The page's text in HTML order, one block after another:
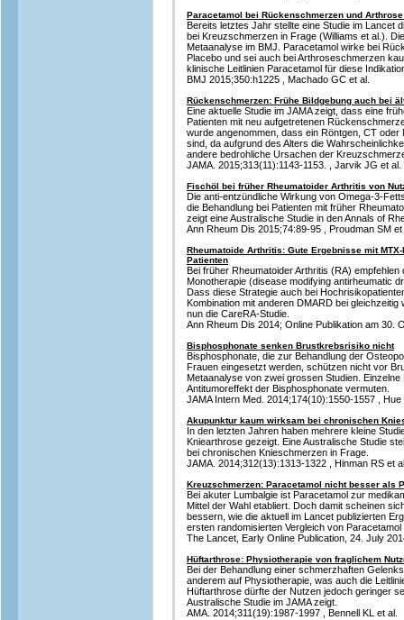
Paracetamol bei Rückenschmerzen und
Bereits letztes Jahr stellte eine Studie im Lancet
bei Kreuzschmerzen in Frage (Williams et al.).
Metaanalyse im BMJ. Paracetamol wirke bei
Placebo und sei auch bei Arthroseschmerzen
klinische Leitlinien Paracetamol für diese
BMJ 2015;350:h1225 , Machado GC et al.
Rückenschmerzen: Frühe Bildgebung auch bei
Eine aktuelle Studie im JAMA zeigt, dass eine
Patienten mit neu aufgetretenen
wurde angenommen, dass ein Röntgen, CT
sind, da aufgrund des Alters die
andere bedrohliche Ursachen der
JAMA. 2015;313(11):1143-1153. , Jarvik JG et al.
Fischöl bei früher Rheumatoider Arthritis von
Die anti-entzündliche Wirkung von Omega-3-
die Behandlung bei Patienten mit früher
zeigt eine Australische Studie in den Annals of
Ann Rheum Dis 2015;74:89-95 , Proudman SM et
Rheumatoide Arthritis: Gute Ergebnisse mit
Patienten
Bei früher Rheumatoider Arthritis (RA) empfehlen
Monotherapie (disease modifying antirheumatic
Dass diese Strategie auch bei
Kombination mit anderen DMARD bei
nun die CareRA-Studie.
Ann Rheum Dis 2014; Online Publikation am 30.
Bisphosphonate senken Brustkrebsrisiko nicht
Bisphosphonate, die zur Behandlung der
Frauen eingesetzt werden, schützen nicht vor
Metaanalyse von zwei grossen Studien.
Antitumoreffekt der Bisphosphonate vermuten.
JAMA Intern Med. 2014;174(10):1550-1557 , Hue
Akupunktur kaum wirksam bei chronischen
In den letzten Jahren haben mehrere kleine
Kniearthrose gezeigt. Eine Australische Studie
bei chronischen Knieschmerzen in Frage.
JAMA. 2014;312(13):1313-1322 , Hinman RS et
Kreuzschmerzen: Paracetamol nicht besser als
Bei akuter Lumbalgie ist Paracetamol zur
Mittel der Wahl etabliert. Doch damit scheinen
bessern, wie die aktuell im Lancet publizierten
ersten randomisierten Vergleich von
The Lancet, Early Online Publication, 24. July
Hüftarthrose: Physiotherapie von fraglichem
Bei der Behandlung einer schmerzhaften
anderem auf Physiotherapie, was auch die
Hüftarthrose dürfte der Nutzen jedoch geringer
Australische Studie im JAMA zeigt.
AMA. 2014;311(19):1987-1997 , Bennell KL et al.